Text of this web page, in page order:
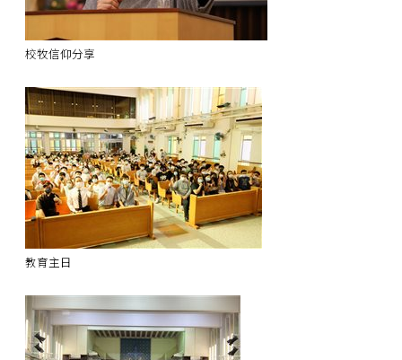
校牧信仰分享
教育主日